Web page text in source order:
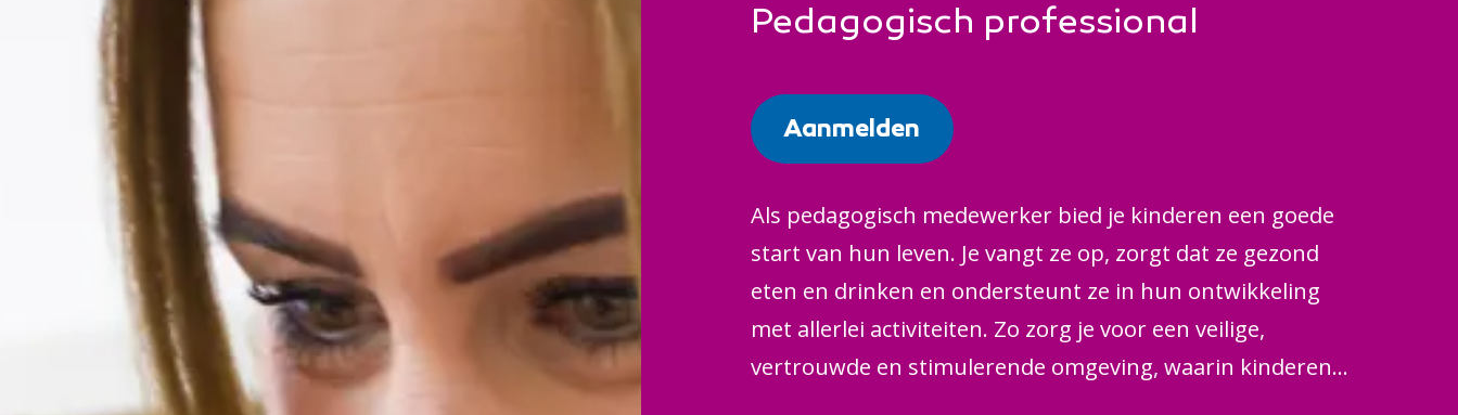
Pedagogisch professional
Aanmelden
Als pedagogisch medewerker bied je kinderen een goede
start van hun leven. Je vangt ze op, zorgt dat ze gezond
eten en drinken en ondersteunt ze in hun ontwikkeling
met allerlei activiteiten. Zo zorg je voor een veilige,
vertrouwde en stimulerende omgeving, waarin kinderen